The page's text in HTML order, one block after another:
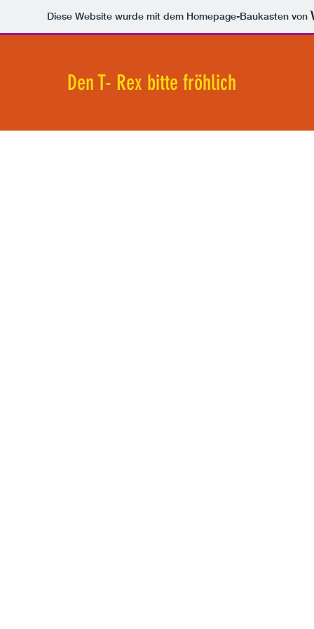
Diese Website wurde mit dem Homepage-Baukasten von
Den T- Rex bitte fröhlich